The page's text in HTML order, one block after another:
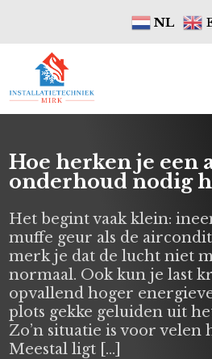
NL
Hoe herken je een
onderhoud nodig
Het begint vaak klein:
muffe geur als de
merk je dat de lucht niet
normaal. Ook kun je last
opvallend hoger
plots gekke geluiden uit
Zo’n situatie is voor velen
Meestal ligt […]